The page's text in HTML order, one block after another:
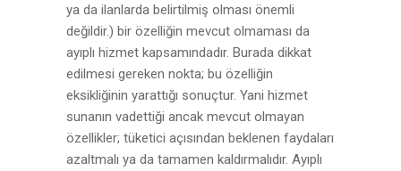
ya da ilanlarda belirtilmiş olması önemli
değildir.) bir özelliğin mevcut olmaması da
ayıplı hizmet kapsamındadır. Burada dikkat
edilmesi gereken nokta; bu özelliğin
eksikliğinin yarattığı sonuçtur. Yani hizmet
sunanın vadettiği ancak mevcut olmayan
özellikler; tüketici açısından beklenen faydaları
azaltmalı ya da tamamen kaldırmalıdır. Ayıplı